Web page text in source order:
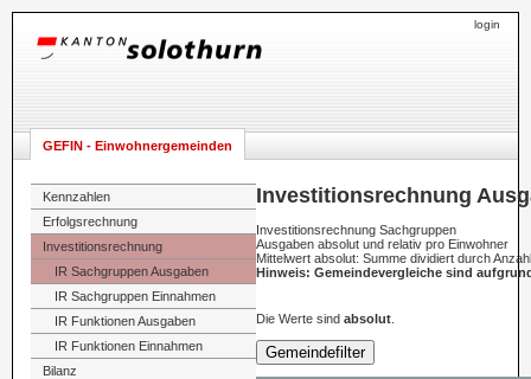
login
GEFIN - Einwohnergemeinden
Kennzahlen
Erfolgsrechnung
Investitionsrechnung
IR Sachgruppen Ausgaben
IR Sachgruppen Einnahmen
IR Funktionen Ausgaben
IR Funktionen Einnahmen
Bilanz
Investitionsrechnung
Investitionsrechnung Sachgruppen
Ausgaben absolut und relativ pro Einwohner
Mittelwert absolut: Summe dividiert durch
Hinweis: Gemeindevergleiche sind
Die Werte sind absolut
Gemeindefilter